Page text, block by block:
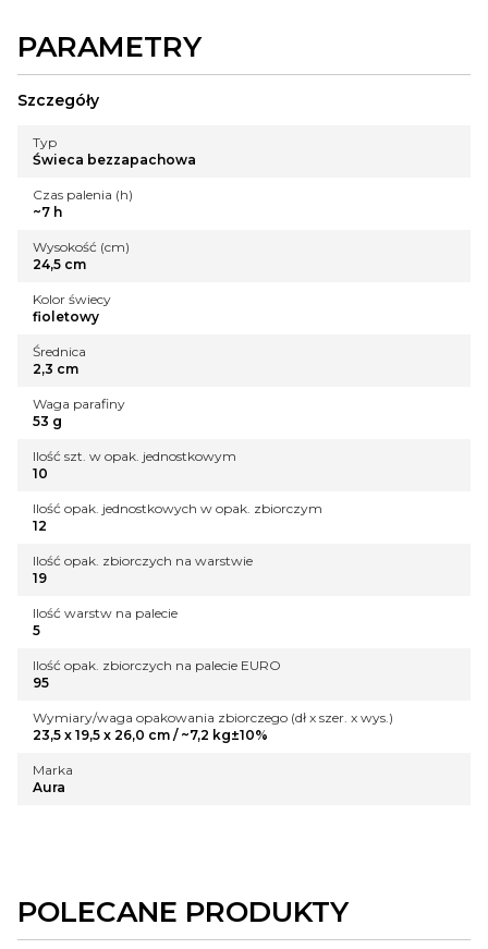
PARAMETRY
Szczegóły
Typ
Świeca bezzapachowa
Czas palenia (h)
~7 h
Wysokość (cm)
24,5 cm
Kolor świecy
fioletowy
Średnica
2,3 cm
Waga parafiny
53 g
Ilość szt. w opak. jednostkowym
10
Ilość opak. jednostkowych w opak. zbiorczym
12
Ilość opak. zbiorczych na warstwie
19
Ilość warstw na palecie
5
Ilość opak. zbiorczych na palecie EURO
95
Wymiary/waga opakowania zbiorczego (dł x szer. x wys.)
23,5 x 19,5 x 26,0 cm / ~7,2 kg±10%
Marka
Aura
POLECANE PRODUKTY